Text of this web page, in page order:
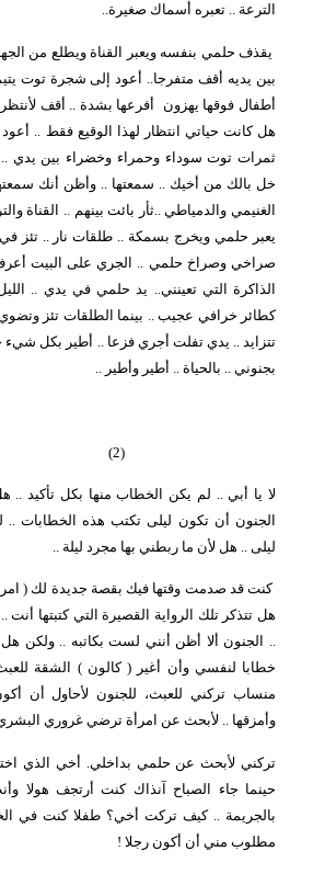
الترعة .. تعبره أسماك صغيرة..
يقذف حلمي بنفسه ويعبر القناة ويطلع من
بين يديه أقف متفرجا.. أعود إلى شجرة توت
أطفال فوقها يهزون
أفرعها بشدة .. أقف
هل كانت حياتي انتظار لهذا الوقيع فقط .. أعود
ثمرات توت سوداء وحمراء وخضراء بين
خل بالك من أخيك .. سمعتها .. وأظن أنك سمعتها
الغنيمي والدمياطي ..ثأر بائت بينهم .. القناة
يعبر حلمي ويخرج بسمكة .. طلقات نار .. تئز
صراخي وصراخ حلمي .. الجري على البيت
الذاكرة التي تعينني.. يد حلمي في يدي ..
كطائر خرافي عجيب .. بينما الطلقات تئز
تتزايد .. يدي تفلت أجري فزعا .. أطير بكل
بجنوني .. بالحياة .. أطير وأطير ..
(2)
لا يا أبي .. لم يكن الخطاب منها بكل تأكيد ..
الجنون أن تكون ليلى تكتب هذه الخطابات ..
ليلى .. هل لأن ما ربطني بها مجرد ليلة ..
كنت قد صدمت وقتها فيك بقصة جديدة لك (
هل تتذكر تلك الرواية القصيرة التي كتبتها
.. الجنون ألا أظن أنني لست بكاتبه .. ولكن
خطابا لنفسي وأن أغير ( كالون ) الشقة
منساب تركني للعبث، للجنون لأحاول أن
وأمزقها .. لأبحث عن امرأة ترضي غروري
تركني لأبحث عن حلمي بداخلي. أخي الذي
حينما جاء الصباح آنذاك كنت أرتجف هولا
بالجريمة .. كيف تركت أخي؟ طفلا كنت في
مطلوب مني أن أكون رجلا !